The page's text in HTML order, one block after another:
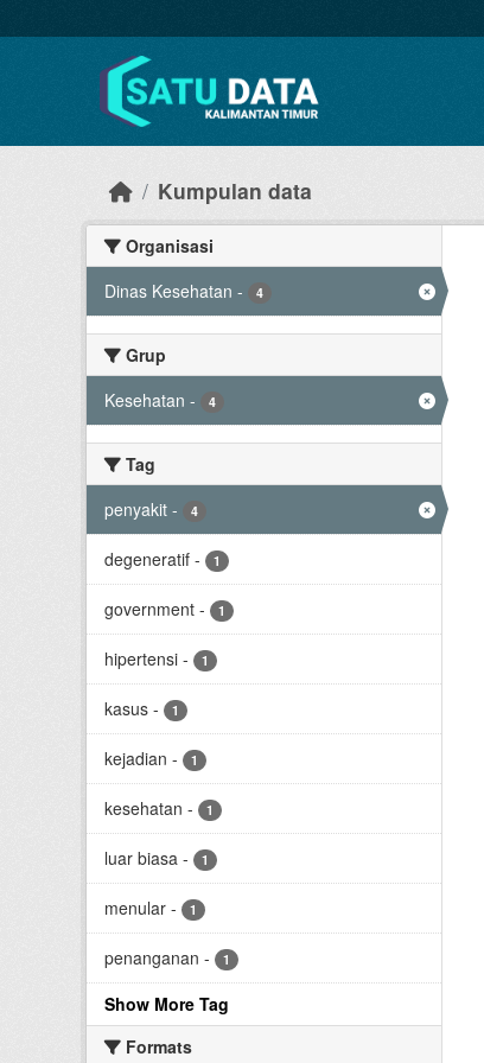
Kumpulan data
Organisasi
Dinas Kesehatan - 4
Grup
Kesehatan - 4
Tag
penyakit - 4
degeneratif - 1
government - 1
hipertensi - 1
kasus - 1
kejadian - 1
kesehatan - 1
luar biasa - 1
menular - 1
penanganan - 1
Show More Tag
Formats